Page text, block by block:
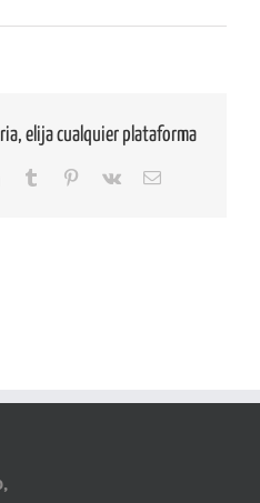
elija cualquier plataforma
Tumblr Pinterest
Vk
Correo